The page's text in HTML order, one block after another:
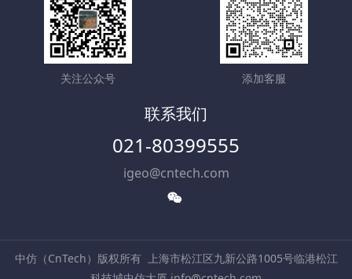
关注公众号 添加客服
联系我们
021-80399555
igeo@cntech.com
中仿（CnTech）版权所有 上海市松江区九新公路1005号临港松江